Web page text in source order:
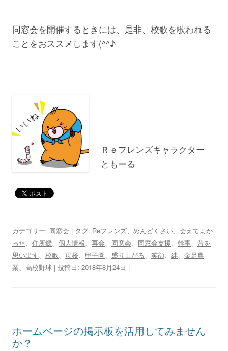
同窓会を開催するときには、是非、校歌を歌われる
ことをおススメします(^^♪
Ｒｅフレンズキャラクター
ともーる
カテゴリー: 同窓会 | タグ: Reフレンズ、 めんどくさい、 会えてよか
った、 住所録、 個人情報、 再会、 同窓会、 同窓会支援、 幹事、 昔を
思い出す、 校歌、 母校、 甲子園、 盛り上がる、 笑顔、 絆、 金足農
業、 高校野球 | 投稿日: 2018年8月24日 |
ホームページの掲示板を活用してみません
か？